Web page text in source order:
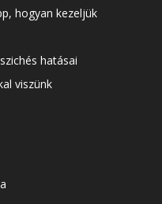
hogyan kezeljük
hatásai
viszünk